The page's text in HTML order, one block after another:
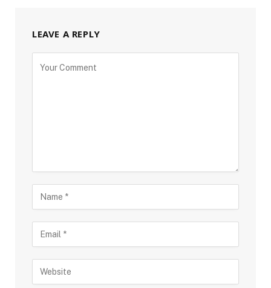
LEAVE A REPLY